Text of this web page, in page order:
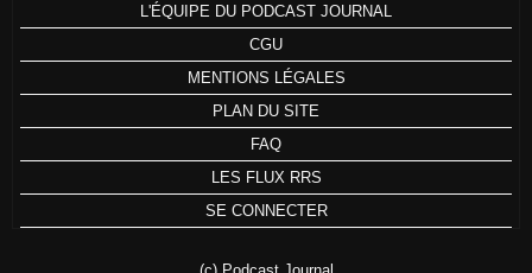
L'ÉQUIPE DU PODCAST JOURNAL
CGU
MENTIONS LÉGALES
PLAN DU SITE
FAQ
LES FLUX RRS
SE CONNECTER